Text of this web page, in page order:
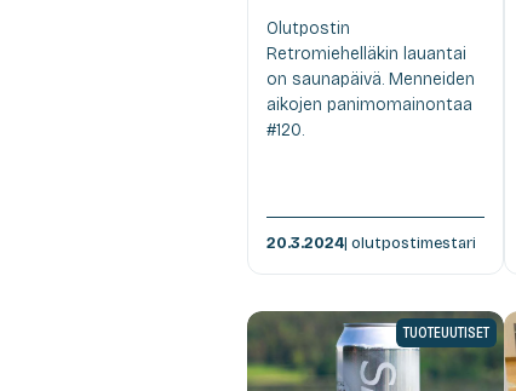
Olutpostin
Retromiehelläkin lauantai
on saunapäivä. Menneiden
aikojen panimomainontaa
#120.
20.3.2024| olutpostimestari
TUOTEUUTISET